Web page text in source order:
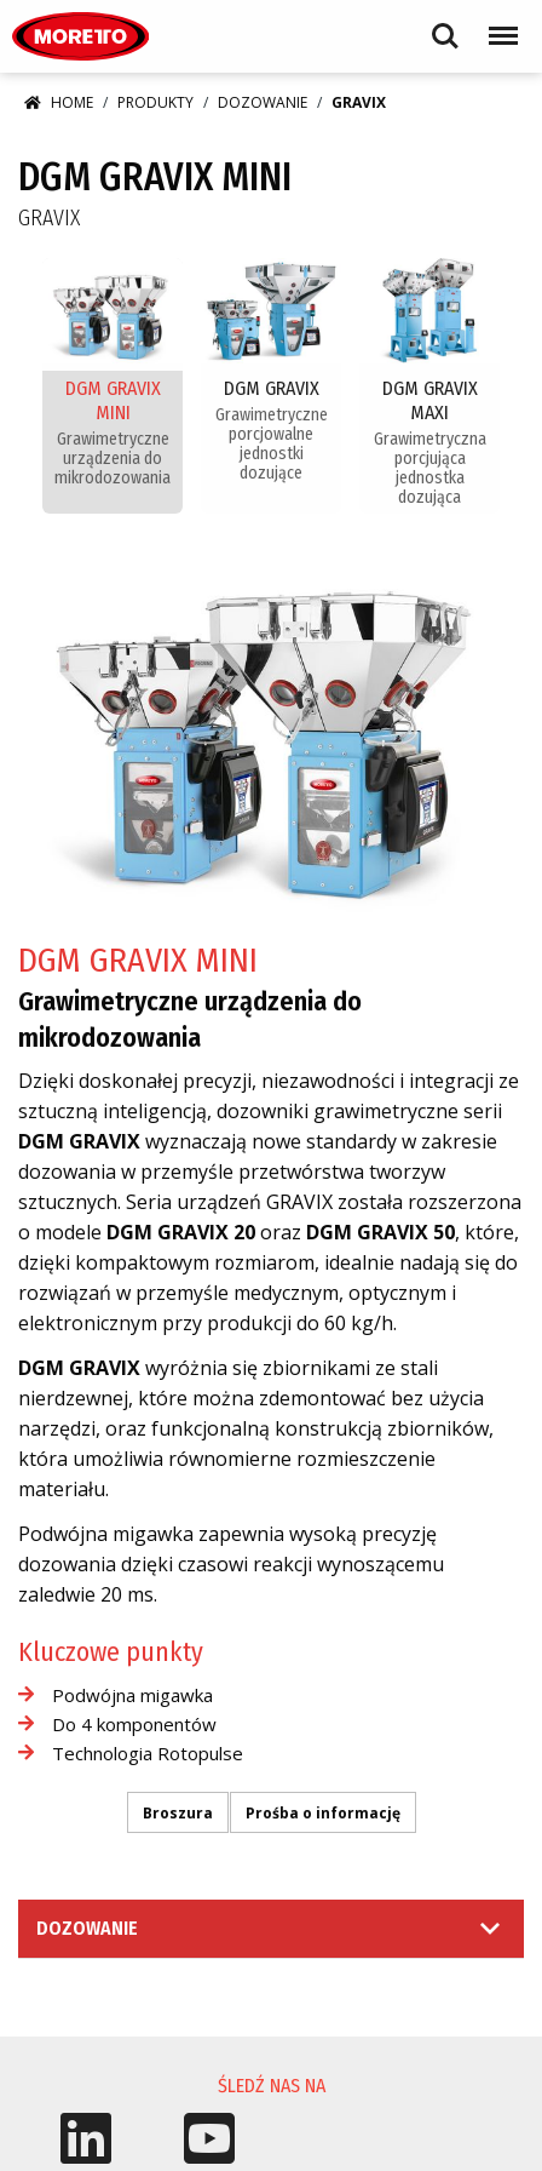
Search Menu
HOME PRODUKTY DOZOWANIE GRAVIX
DGM GRAVIX MINI
GRAVIX
DGM GRAVIX
MINI
Grawimetryczne
urządzenia do
mikrodozowania
DGM GRAVIX
Grawimetryczne
porcjowalne
jednostki
dozujące
DGM GRAVIX
MAXI
Grawimetryczna
porcjująca
jednostka
dozująca
DGM GRAVIX MINI
Grawimetryczne urządzenia do
mikrodozowania
Dzięki doskonałej precyzji, niezawodności i integracji ze
sztuczną inteligencją, dozowniki grawimetryczne serii
DGM GRAVIXwyznaczają nowe standardy w zakresie
dozowania w przemyśle przetwórstwa tworzyw
sztucznych. Seria urządzeń GRAVIX została rozszerzona
o modele DGM GRAVIX 20oraz DGM GRAVIX 50, które,
dzięki kompaktowym rozmiarom, idealnie nadają się do
rozwiązań w przemyśle medycznym, optycznym i
elektronicznym przy produkcji do 60 kg/h.
DGM GRAVIXwyróżnia się zbiornikami ze stali
nierdzewnej, które można zdemontować bez użycia
narzędzi, oraz funkcjonalną konstrukcją zbiorników,
która umożliwia równomierne rozmieszczenie
materiału.
Podwójna migawka zapewnia wysoką precyzję
dozowania dzięki czasowi reakcji wynoszącemu
zaledwie 20 ms.
Kluczowe punkty
Podwójna migawka
Do 4 komponentów
Technologia Rotopulse
Broszura Prośba o informację
DOZOWANIE
ŚLEDŹ NAS NA